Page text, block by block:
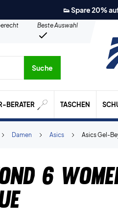
👟 Spare 20%
Beste Auswahl
Suche
BERATER TASCHEN
Asics Gel-
Asics
Damen
6